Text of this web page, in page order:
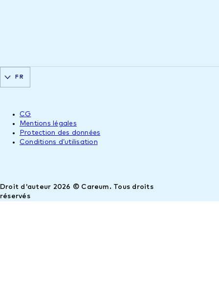
Droit d'auteur 2026 © Careum. Tous droits
réservés
CG
Mentions légales
Protection des données
Conditions d’utilisation
FR